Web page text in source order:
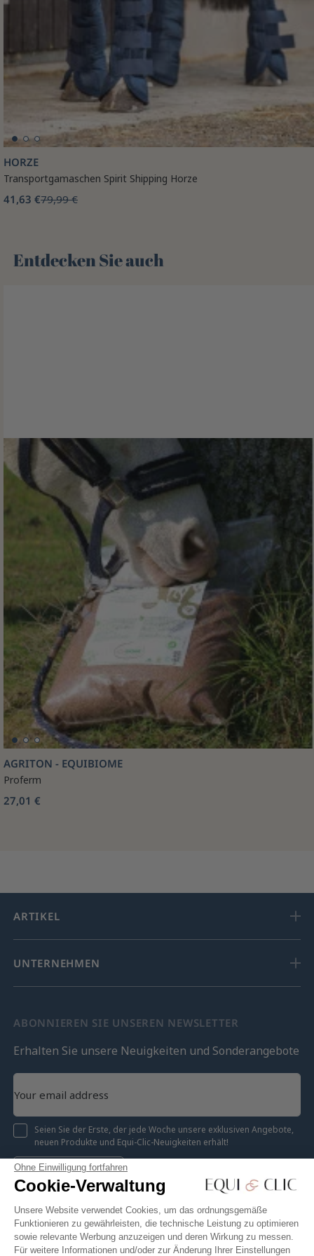
Ohne Einwilligung fortfahren
Cookie-Verwaltung
Unsere Website verwendet Cookies, um das ordnungsgemäße
Funktionieren zu gewährleisten, die technische Leistung zu optimieren
sowie relevante Werbung anzuzeigen und deren Wirkung zu messen.
Für weitere Informationen und/oder zur Änderung Ihrer Einstellungen
HORZE
Transportgamaschen Spirit Shipping Horze
41,63 €79,99 €
Entdecken Sie auch 🌻
AGRITON - EQUIBIOME
Proferm
27,01 €
ARTIKEL
UNTERNEHMEN
ABONNIEREN SIE UNSEREN NEWSLETTER
Erhalten Sie unsere Neuigkeiten und Sonderangebote
Seien Sie der Erste, der jede Woche unsere exklusiven Angebote,
neuen Produkte und Equi-Clic-Neuigkeiten erhält!
Registrieren
Facebook Twitter
YouTube
Pinterest
Instagram